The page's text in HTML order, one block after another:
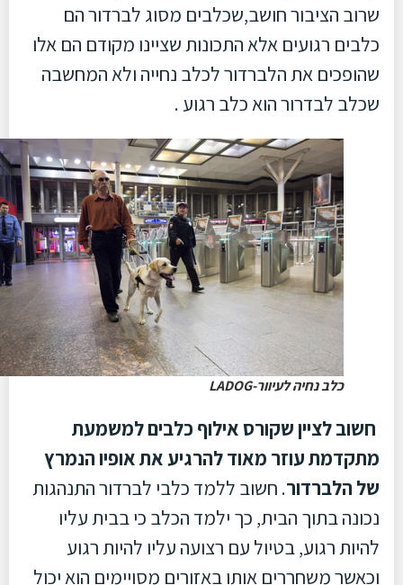
שרוב הציבור חושב,שכלבים מסוג לברדור הם
כלבים רגועים אלא התכונות שציינו מקודם הם אלו
שהופכים את הלברדור לכלב נחייה ולא המחשבה
שכלב לבדרור הוא כלב רגוע .
כלב נחיה לעיוור-LADOG
חשוב לציין שקורס אילוף כלבים למשמעת
מתקדמת עוזר מאוד להרגיע את אופיו הנמרץ
של הלברדור. חשוב ללמד כלבי לברדור התנהגות
נכונה בתוך הבית, כך ילמד הכלב כי בבית עליו
להיות רגוע, בטיול עם רצועה עליו להיות רגוע
וכאשר משחררים אותו באזורים מסויימים הוא יכול